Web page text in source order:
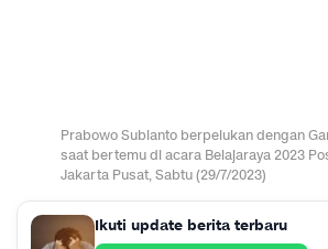
Prabowo Subianto berpelukan dengan
saat bertemu di acara Belajaraya 2023
Jakarta Pusat, Sabtu (29/7/2023)
Ikuti update berita terbaru